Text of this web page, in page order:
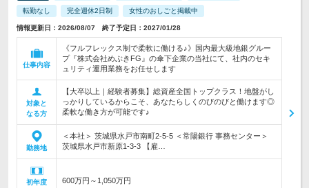
転勤なし 完全週休2日制 女性のおしごと掲載中
情報更新日：2026/08/07 終了予定日：2027/01/28
仕事内容
《フルフレックス制で柔軟に働ける♪》国内最大級地銀グルー
プ『株式会社めぶきFG』の傘下企業の当社にて、社内のセキ
ュリティ運用業務をお任せします
対象と
なる方
【大卒以上｜経験者募集】総資産全国トップクラス！地盤がし
っかりしているからこそ、あなたらしくのびのびと働けます◎
柔軟な働き方が可能です♪
勤務地
＜本社＞ 茨城県水戸市南町2-5-5 ＜常陽銀行 事務センター＞
茨城県水戸市新原1-3-3 【雇…
初年度
600万円～1,050万円